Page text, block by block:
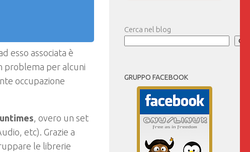
esso associata è
problema per alcuni
occupazione
, overo un set
etc). Grazie a
le librerie
Cerca nel blog
GRUPPO FACEBOOK